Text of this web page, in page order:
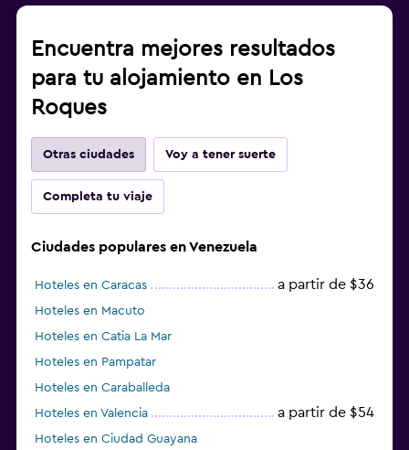
Encuentra mejores resultados
para tu alojamiento en Los
Roques
Otras ciudades Voy a tener suerte
Completa tu viaje
Ciudades populares en Venezuela
Hoteles en Caracas a partir de $36
Hoteles en Macuto
Hoteles en Catia La Mar
Hoteles en Pampatar
Hoteles en Caraballeda
Hoteles en Valencia
a partir de $54
Hoteles en Ciudad Guayana